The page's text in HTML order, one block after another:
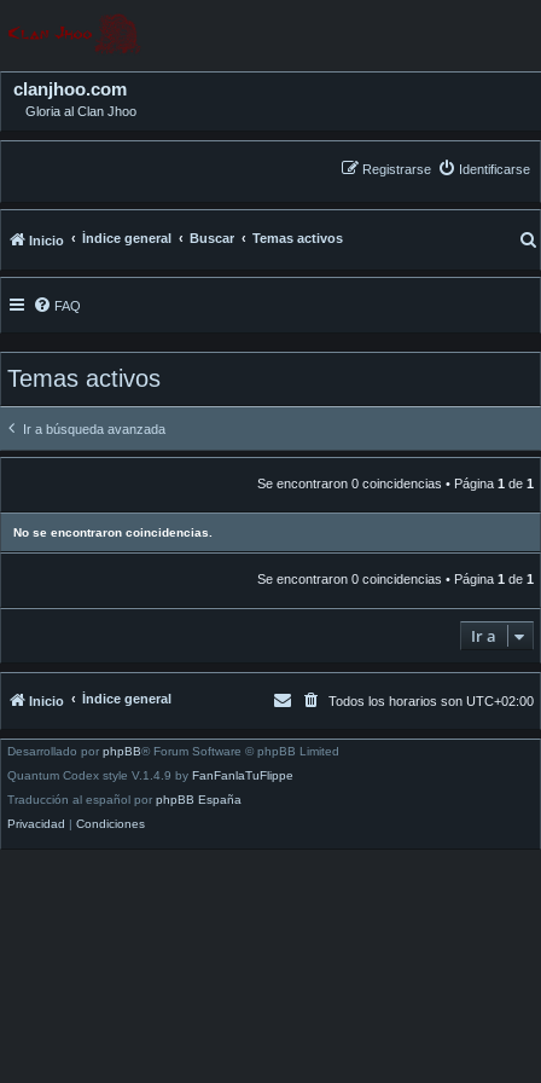
clanjhoo.com
Gloria al Clan Jhoo
Identificarse
Registrarse
Inicio Índice general Buscar Temas activos
FAQ
Temas activos
Ir a búsqueda avanzada
Se encontraron 0 coincidencias • Página 1 de 1
No se encontraron coincidencias.
Se encontraron 0 coincidencias • Página 1 de 1
Ir a
Inicio Índice general Todos los horarios son UTC+02:00
Desarrollado por phpBB® Forum Software © phpBB Limited
Quantum Codex style V.1.4.9 by FanFanlaTuFlippe
Traducción al español por phpBB España
Privacidad
Condiciones